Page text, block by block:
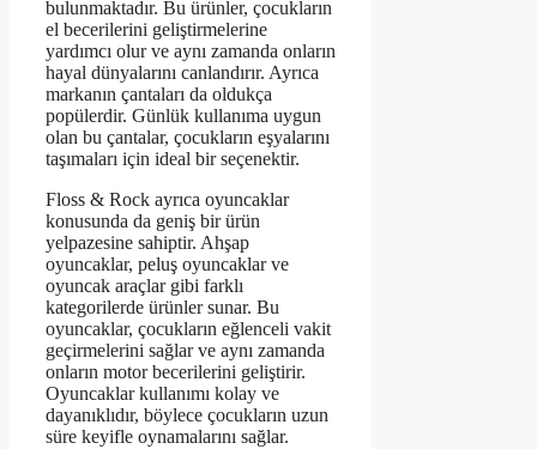
bulunmaktadır. Bu ürünler, çocukların
el becerilerini geliştirmelerine
yardımcı olur ve aynı zamanda onların
hayal dünyalarını canlandırır. Ayrıca
markanın çantaları da oldukça
popülerdir. Günlük kullanıma uygun
olan bu çantalar, çocukların eşyalarını
taşımaları için ideal bir seçenektir.
Floss & Rock ayrıca oyuncaklar
konusunda da geniş bir ürün
yelpazesine sahiptir. Ahşap
oyuncaklar, peluş oyuncaklar ve
oyuncak araçlar gibi farklı
kategorilerde ürünler sunar. Bu
oyuncaklar, çocukların eğlenceli vakit
geçirmelerini sağlar ve aynı zamanda
onların motor becerilerini geliştirir.
Oyuncaklar kullanımı kolay ve
dayanıklıdır, böylece çocukların uzun
süre keyifle oynamalarını sağlar.